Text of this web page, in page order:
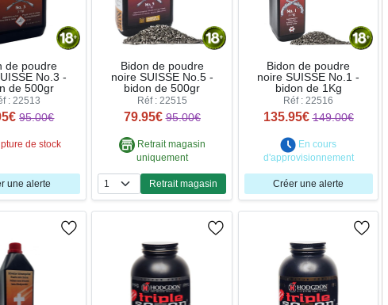
de poudre
No.3 -
de 500gr
: 22513
95.00€
de stock
une alerte
Bidon de poudre
noire SUISSE No.5 -
bidon de 500gr
Réf : 22515
79.95€ 95.00€
Retrait magasin
uniquement
Quantité
Retrait magasin
Bidon de poudre
noire SUISSE No.1 -
bidon de 1Kg
Réf : 22516
135.95€ 149.00€
En cours
d'approvisionnement
Créer une alerte